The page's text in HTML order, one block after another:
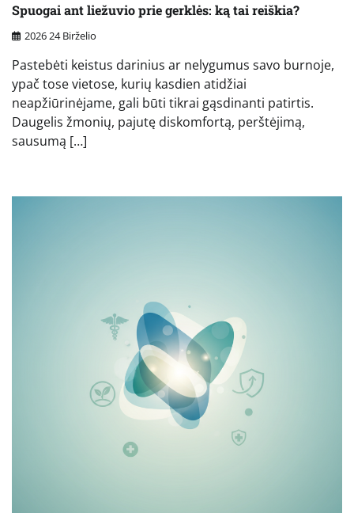
Spuogai ant liežuvio prie gerklės: ką tai reiškia?
2026 24 Birželio
Pastebėti keistus darinius ar nelygumus savo burnoje,
ypač tose vietose, kurių kasdien atidžiai
neapžiūrinėjame, gali būti tikrai gąsdinanti patirtis.
Daugelis žmonių, pajutę diskomfortą, perštėjimą,
sausumą […]